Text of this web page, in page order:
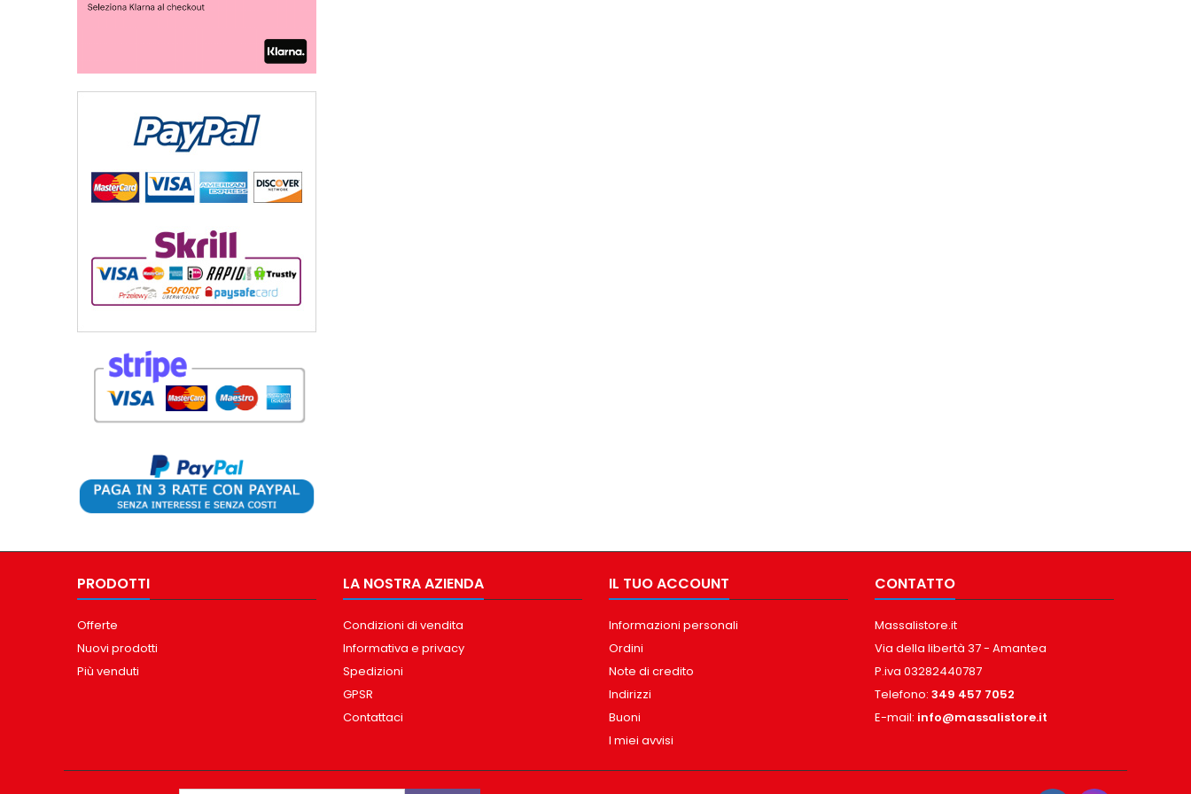
PRODOTTI
Offerte
Nuovi prodotti
Più venduti
LA NOSTRA AZIENDA
Condizioni di vendita
Informativa e privacy
Spedizioni
GPSR
Contattaci
IL TUO ACCOUNT
Informazioni personali
Ordini
Note di credito
Indirizzi
Buoni
I miei avvisi
CONTATTO
Massalistore.it
Via della libertà 37 - Amantea
P.iva 03282440787
Telefono: 349 457 7052
E-mail: info@massalistore.it